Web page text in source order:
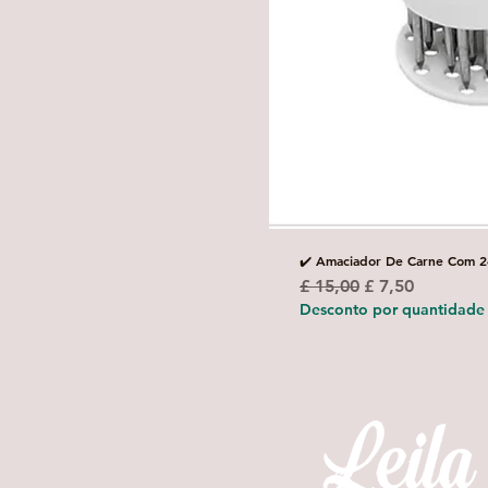
✔️ Amaciador De Carne Com
Preço normal
£ 15,00 Preço
£ 7,50
Desconto por quantidade